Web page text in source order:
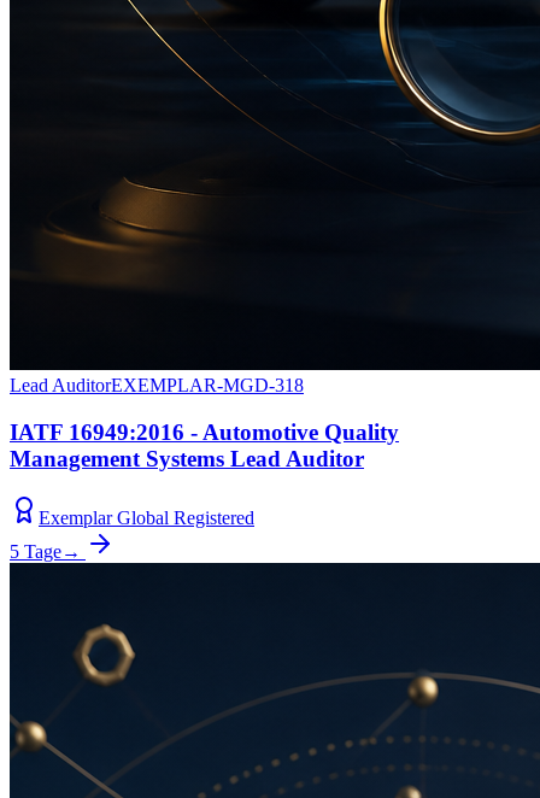
Lead AuditorEXEMPLAR-MGD-318
IATF 16949:2016 - Automotive Quality
Management Systems Lead Auditor
Exemplar Global Registered
5 Tage→